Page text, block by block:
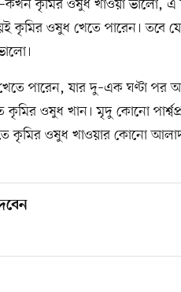
কৃমির ওষুধ খাওয়া ভালো, এ
কৃমির ওষুধ খেতে পারেন। তবে
পারেন, যার দু–এক ঘণ্টা পর
ওষুধ খান। মৃদু কোনো
কৃমির ওষুধ খাওয়ার কোনো